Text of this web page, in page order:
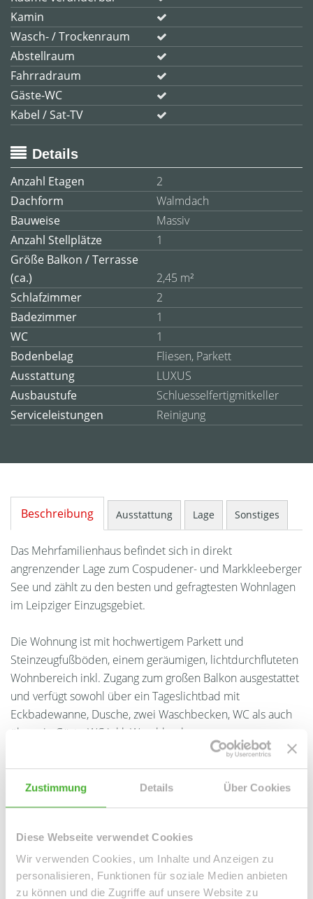
Zustimmung Details Über Cookies
Diese Webseite verwendet Cookies
Wir verwenden Cookies, um Inhalte und Anzeigen zu
personalisieren, Funktionen für soziale Medien anbieten
zu können und die Zugriffe auf unsere Website zu
Kamin
Wasch- / Trockenraum
Abstellraum
Fahrradraum
Gäste-WC
Kabel / Sat-TV
Details
Anzahl Etagen
2
Dachform
Walmdach
Bauweise
Massiv
Anzahl Stellplätze
1
Größe Balkon / Terrasse
(ca.)
2,45 m²
Schlafzimmer
2
Badezimmer
1
WC
1
Bodenbelag
Fliesen, Parkett
Ausstattung
LUXUS
Ausbaustufe
Schluesselfertigmitkeller
Serviceleistungen
Reinigung
Beschreibung Ausstattung Lage Sonstiges
Das Mehrfamilienhaus befindet sich in direkt
angrenzender Lage zum Cospudener- und Markkleeberger
See und zählt zu den besten und gefragtesten Wohnlagen
im Leipziger Einzugsgebiet.
Die Wohnung ist mit hochwertigem Parkett und
Steinzeugfußböden, einem geräumigen, lichtdurchfluteten
Wohnbereich inkl. Zugang zum großen Balkon ausgestattet
und verfügt sowohl über ein Tageslichtbad mit
Eckbadewanne, Dusche, zwei Waschbecken, WC als auch
über ein Gäste-WC inkl. Waschbecken.
Weiterhin gibt es einen Abstellraum
(Waschmaschinenraum). Alle Räumlichkeiten sind vom Flur
aus begehbar.
Ansprechpartner